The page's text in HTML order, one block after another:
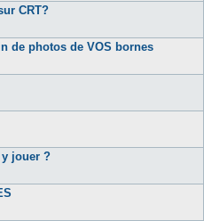
CRT?
de photos de VOS bornes
jouer ?